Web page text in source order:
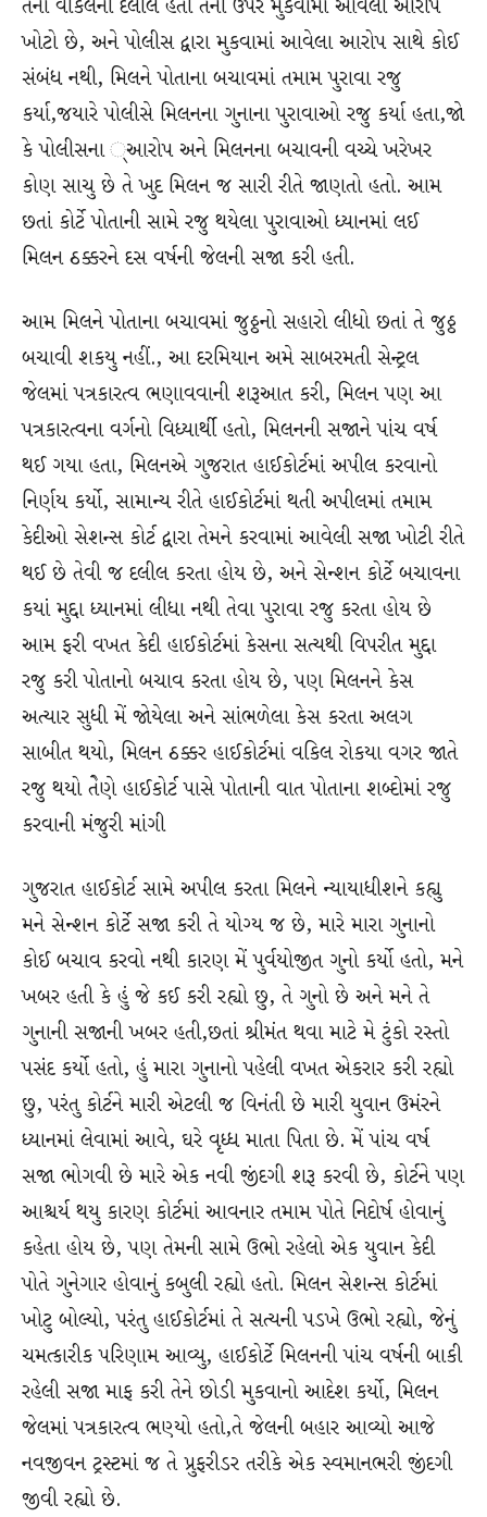
તેના વકિલની દલીલ હતી તેની ઉપર મુકવામાં આવેલો આરોપ
ખોટો છે, અને પોલીસ દ્વારા મુકવામાં આવેલા આરોપ સાથે કોઈ
સંબંધ નથી, મિલને પોતાના બચાવમાં તમામ પુરાવા રજુ
કર્યા,જયારે પોલીસે મિલનના ગુનાના પુરાવાઓ રજુ કર્યા હતા,જો
કે પોલીસના ્આરોપ અને મિલનના બચાવની વચ્ચે ખરેખર
કોણ સાચુ છે તે ખુદ મિલન જ સારી રીતે જાણતો હતો. આમ
છતાં કોર્ટે પોતાની સામે રજુ થયેલા પુરાવાઓ ધ્યાનમાં લઈ
મિલન ઠક્કરને દસ વર્ષની જેલની સજા કરી હતી.
આમ મિલને પોતાના બચાવમાં જુઠ્ઠનો સહારો લીધો છતાં તે જુઠ્ઠ
બચાવી શકયુ નહીં., આ દરમિયાન અમે સાબરમતી સેન્ટ્રલ
જેલમાં પત્રકારત્વ ભણાવવાની શરૂઆત કરી, મિલન પણ આ
પત્રકારત્વના વર્ગનો વિધ્યાર્થી હતો, મિલનની સજાને પાંચ વર્ષ
થઈ ગયા હતા, મિલનએ ગુજરાત હાઈકોર્ટમાં અપીલ કરવાનો
નિર્ણય કર્યો, સામાન્ય રીતે હાઈકોર્ટમાં થતી અપીલમાં તમામ
કેદીઓ સેશન્સ કોર્ટ દ્વારા તેમને કરવામાં આવેલી સજા ખોટી રીતે
થઈ છે તેવી જ દલીલ કરતા હોય છે, અને સેન્શન કોર્ટે બચાવના
કયાં મુદ્દા ધ્યાનમાં લીધા નથી તેવા પુરાવા રજુ કરતા હોય છે
આમ ફરી વખત કેદી હાઈકોર્ટમાં કેસના સત્યથી વિપરીત મુદ્દા
રજુ કરી પોતાનો બચાવ કરતા હોય છે, પણ મિલનને કેસ
અત્યાર સુધી મેં જોયેલા અને સાંભળેલા કેસ કરતા અલગ
સાબીત થયો, મિલન ઠક્કર હાઈકોર્ટમાં વકિલ રોકયા વગર જાતે
રજુ થયો તેેણે હાઈકોર્ટ પાસે પોતાની વાત પોતાના શબ્દોમાં રજુ
કરવાની મંજુરી માંગી
ગુજરાત હાઈકોર્ટ સામે અપીલ કરતા મિલને ન્યાયાધીશને કહ્યુ
મને સેન્શન કોર્ટે સજા કરી તે યોગ્ય જ છે, મારે મારા ગુનાનો
કોઈ બચાવ કરવો નથી કારણ મેં પુર્વયોજીત ગુનો કર્યો હતો, મને
ખબર હતી કે હું જે કઈ કરી રહ્યો છુ, તે ગુનો છે અને મને તે
ગુનાની સજાની ખબર હતી,છતાં શ્રીમંત થવા માટે મે ટુંકો રસ્તો
પસંદ કર્યો હતો, હું મારા ગુનાનો પહેલી વખત એકરાર કરી રહ્યો
છુ, પરંતુ કોર્ટને મારી એટલી જ વિનંતી છે મારી યુવાન ઉમંરને
ધ્યાનમાં લેવામાં આવે, ઘરે વૃધ્ધ માતા પિતા છે. મેં પાંચ વર્ષ
સજા ભોગવી છે મારે એક નવી જીંદગી શરૂ કરવી છે, કોર્ટને પણ
આશ્ચર્ય થયુ કારણ કોર્ટમાં આવનાર તમામ પોતે નિદોર્ષ હોવાનું
કહેતા હોય છે, પણ તેમની સામે ઉભો રહેલો એક યુવાન કેદી
પોતે ગુનેગાર હોવાનું કબુલી રહ્યો હતો. મિલન સેશન્સ કોર્ટમાં
ખોટુ બોલ્યો, પરંતુ હાઈકોર્ટમાં તે સત્યની પડખે ઉભો રહ્યો, જેનું
ચમત્કારીક પરિણામ આવ્યુ, હાઈકોર્ટે મિલનની પાંચ વર્ષની બાકી
રહેલી સજા માફ કરી તેને છોડી મુકવાનો આદેશ કર્યો, મિલન
જેલમાં પત્રકારત્વ ભણ્યો હતો,તે જેલની બહાર આવ્યો આજે
નવજીવન ટ્રસ્ટમાં જ તે પ્રુફરીડર તરીકે એક સ્વમાનભરી જીંદગી
જીવી રહ્યો છે.